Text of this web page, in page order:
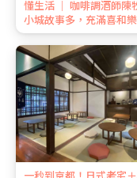
懂生活 ｜ 咖啡調酒師陳
小城故事多，充滿喜和樂